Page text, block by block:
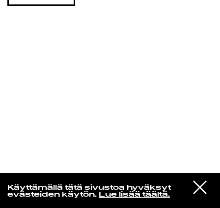
Käyttämällä tätä sivustoa hyväksyt
evästeiden käytön. Lue lisää täältä.
VIESTI
STUDIOON
Glen Hansard
Leave a Light